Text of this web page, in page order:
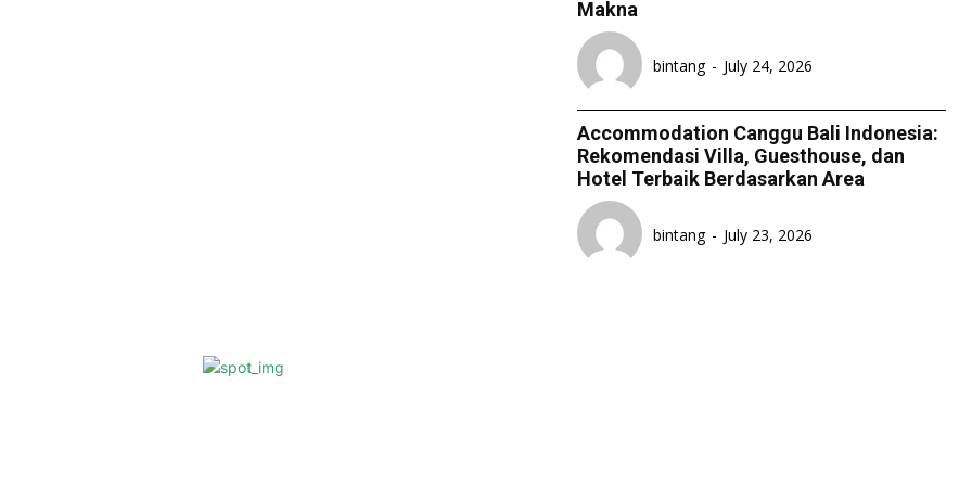
Makna
bintang - July 24, 2026
Accommodation Canggu Bali Indonesia:
Rekomendasi Villa, Guesthouse, dan
Hotel Terbaik Berdasarkan Area
bintang - July 23, 2026